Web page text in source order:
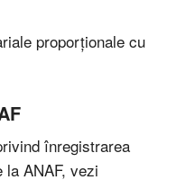
proporționale cu
înregistrarea
ANAF, vezi